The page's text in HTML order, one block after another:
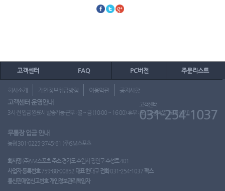
고객센터 FAQ PC버전 주문리스트
회사소개 개인정보취급방침 이용약관 공지사항
고객센터 운영안내
3시 전 입금 완료시 발송가능 근무 : 월 ~ 금 (10:00 ~ 16:00) 휴무 : 토, 일, 공휴일 (도매 불가)
고객센터
031-254-1037
무통장 입금 안내
농협 301-0225-3745-61 (주)SM스포츠
회사명 (주)SM스포츠주소경기도 수원시 장안구 수성로 401
사업자 등록번호759-88-00852 대표한대규 전화031-254-1037팩스
통신판매업신고번호 개인정보관리책임자